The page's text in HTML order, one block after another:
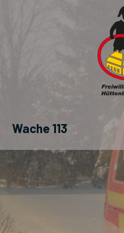
Wache 113